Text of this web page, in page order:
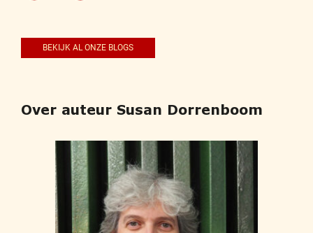
BEKIJK AL ONZE BLOGS
Over auteur Susan Dorrenboom